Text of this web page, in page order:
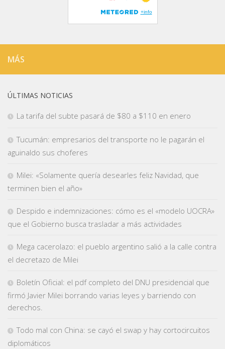
MÁS
ÚLTIMAS NOTICIAS
La tarifa del subte pasará de $80 a $110 en enero
Tucumán: empresarios del transporte no le pagarán el
aguinaldo sus choferes
Milei: «Solamente quería desearles feliz Navidad, que
terminen bien el año»
Despido e indemnizaciones: cómo es el «modelo UOCRA»
que el Gobierno busca trasladar a más actividades
Mega cacerolazo: el pueblo argentino salió a la calle contra
el decretazo de Milei
Boletín Oficial: el pdf completo del DNU presidencial que
firmó Javier Milei borrando varias leyes y barriendo con
derechos.
Todo mal con China: se cayó el swap y hay cortocircuitos
diplomáticos